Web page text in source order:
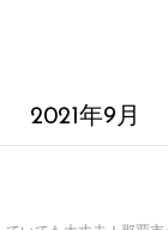
2021年9月